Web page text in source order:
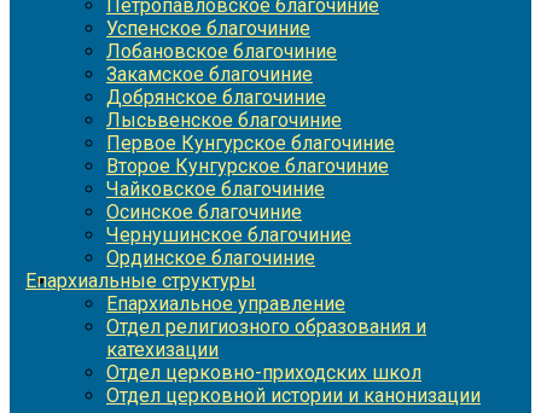
Петропавловское благочиние
Успенское благочиние
Лобановское благочиние
Закамское благочиние
Добрянское благочиние
Лысьвенское благочиние
Первое Кунгурское благочиние
Второе Кунгурское благочиние
Чайковское благочиние
Осинское благочиние
Чернушинское благочиние
Ординское благочиние
Епархиальные структуры
Епархиальное управление
Отдел религиозного образования и
катехизации
Отдел церковно-приходских школ
Отдел церковной истории и канонизации